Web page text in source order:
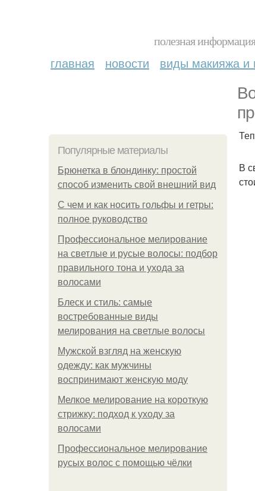
полезная
главная новости виды макияжа и
Популярные материалы
Брюнетка в блондинку: простой
способ изменить свой внешний вид
С чем и как носить гольфы и гетры:
полное руководство
Профессиональное мелирование
на светлые и русые волосы: подбор
правильного тона и ухода за
волосами
Блеск и стиль: самые
востребованные виды
мелирования на светлые волосы
Мужской взгляд на женскую
одежду: как мужчины
воспринимают женскую моду
Мелкое мелирование на короткую
стрижку: подход к уходу за
волосами
Профессиональное мелирование
русых волос с помощью чёлки
В